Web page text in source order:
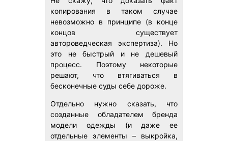
копирования в таком случае
невозможно в принципе (в конце
концов существует
автороведческая экспертиза). Но
это не быстрый и не дешевый
процесс. Поэтому некоторые
решают, что втягиваться в
бесконечные суды себе дороже.
Отдельно нужно сказать, что
созданные обладателем бренда
модели одежды (и даже ее
отдельные элементы – выкройка,